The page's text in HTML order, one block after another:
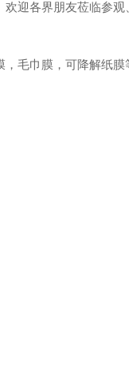
迎各界朋友莅临参观
毛巾膜，可降解纸